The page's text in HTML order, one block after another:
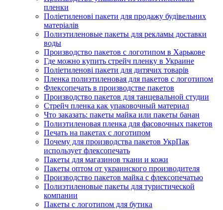
пленки
Поліетиленові пакети для продажу будівельних
матеріалів
Полиэтиленовые пакеты для рекламы доставки
воды
Производство пакетов с логотипом в Харькове
Где можно купить стрейч пленку в Украине
Поліетиленові пакети для дитячих товарів
Пленка полиэтиленовая для пакетов с логотипом
Флексопечать в производстве пакетов
Производство пакетов для танцевальной студии
Стрейч пленка как упаковочный материал
Что заказать: пакеты майка или пакеты банан
Полиэтиленовая пленка для фасовочных пакетов
Печать на пакетах с логотипом
Почему для производства пакетов УкрПак
использует флексопечать
Пакеты для магазинов ткани и кожи
Пакеты оптом от украинского производителя
Производство пакетов майка с флексопечатью
Полиэтиленовые пакеты для туристической
компании
Пакеты с логотипом для бутика